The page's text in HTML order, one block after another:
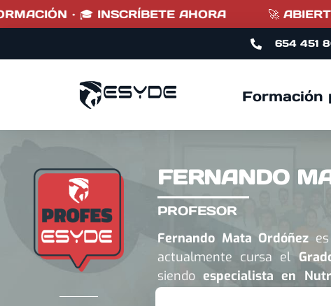
· 🎓 INSCRÍBETE AHORA 🚀 ABIERTO
654 451
Formación
FERNANDO
PROFESOR
Fernando Mata Ordóñez es
actualmente cursa el
siendoespecialista en